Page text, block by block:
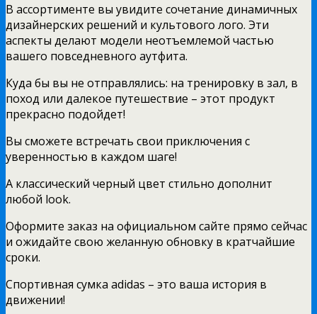
В ассортименте вы увидите сочетание динамичных
дизайнерских решений и культового лого. Эти
аспекты делают модели неотъемлемой частью
вашего повседневного аутфита.
Куда бы вы не отправлялись: на тренировку в зал, в
поход или далекое путешествие – этот продукт
прекрасно подойдет!
Вы сможете встречать свои приключения с
уверенностью в каждом шаге!
А классический черный цвет стильно дополнит
любой look.
Оформите заказ на официальном сайте прямо сейчас
и ожидайте свою желанную обновку в кратчайшие
сроки.
Спортивная сумка adidas – это ваша история в
движении!